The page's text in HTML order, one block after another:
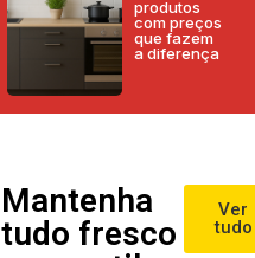
produtos
com preços
que fazem
a diferença
Mantenha
tudo fresco
Ver
tudo